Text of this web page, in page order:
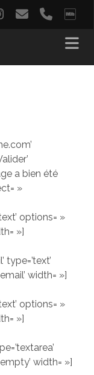
instagram
emailphone
a bien été
»
options= »
»]
width= »]
options= »
»]
width= »]